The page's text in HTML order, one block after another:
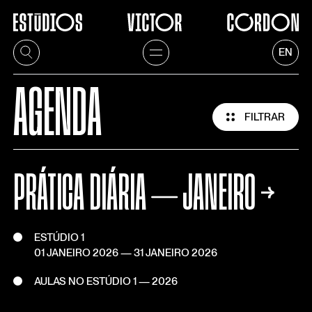
EN
AGENDA FILTRAR
Temporadas
2025
2024
2023
ESTÚDIO 1
01 JANEIRO 2026—31 JANEIRO 2026
AULAS NO ESTÚDIO 1 — 2026
PRÁTICA DIÁRIA ⏤ JANEIRO →